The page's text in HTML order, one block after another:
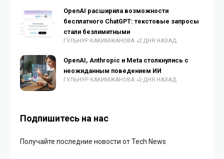
OpenAI расширила возможности
бесплатного ChatGPT: текстовые запросы
стали безлимитными
ГУЛЬНУР КАКИМЖАНОВА 2 ДНЯ НАЗАД
OpenAI, Anthropic и Meta столкнулись с
неожиданным поведением ИИ
ГУЛЬНУР КАКИМЖАНОВА 2 ДНЯ НАЗАД
Подпишитесь на нас
Получайте последние новости от Tech News